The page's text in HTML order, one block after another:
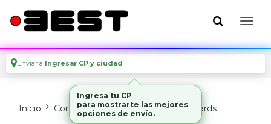
Enviar a Ingresar CP y ciudad
Inicio Componentes De Pc Motherboards
Ingresa tu CP
para mostrarte las mejores
opciones de envío.